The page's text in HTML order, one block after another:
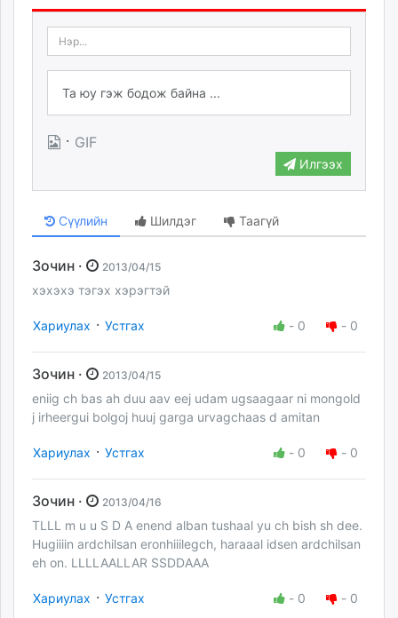
unread.today
· GIF
Илгээх
Сүүлийн Шилдэг Таагүй
Зочин · 2013/04/15
хэхэхэ тэгэх хэрэгтэй
Хариулах · Устгах - 0 - 0
Зочин · 2013/04/15
eniig ch bas ah duu aav eej udam ugsaagaar ni mongold
j irheergui bolgoj huuj garga urvagchaas d amitan
Хариулах · Устгах - 0 - 0
Зочин · 2013/04/16
TLLL m u u S D A enend alban tushaal yu ch bish sh dee.
Hugiiiin ardchilsan eronhiiilegch, haraaal idsen ardchilsan
eh on. LLLLAALLAR SSDDAAA
Хариулах · Устгах - 0 - 0